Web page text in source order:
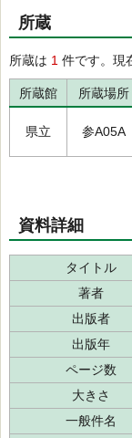
所蔵
所蔵は 1 件です。現
所蔵館 所蔵場所
県立 参A05A
資料詳細
タイトル
著者
出版者
出版年
ページ数
大きさ
一般件名